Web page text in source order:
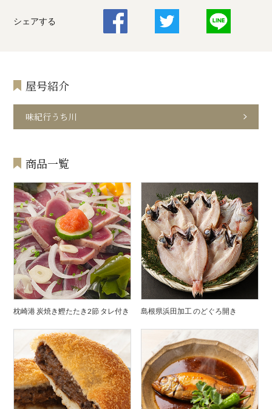
シェアする
屋号紹介
味紀行うち川
商品一覧
枕崎港 炭焼き鰹たたき2節 タレ付き 島根県浜田加工 のどぐろ開き